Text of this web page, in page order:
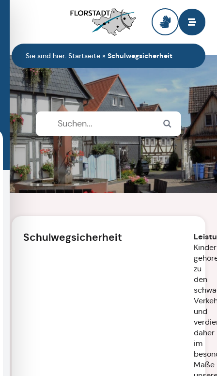
Sie sind hier: Startseite » Schulwegsicherheit
Schulwegsicherheit
Kinder
zu
den
und
daher
im
Maße